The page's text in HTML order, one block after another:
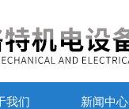
我们 新闻中心